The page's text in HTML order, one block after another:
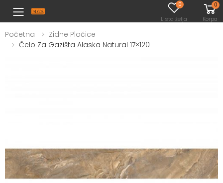
Toggle mobile menu
0
Lista želja
0
Korpa
Početna
Zidne Pločice
Čelo Za Gazišta Alaska Natural 17×120